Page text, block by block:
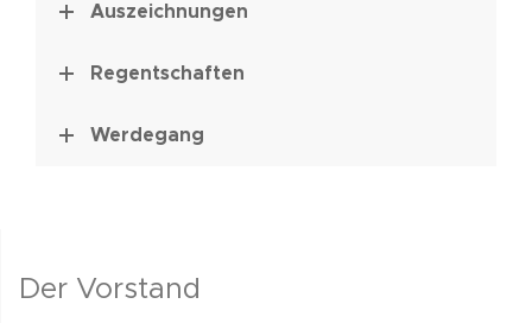
Auszeichnungen
Regentschaften
Werdegang
Der Vorstand